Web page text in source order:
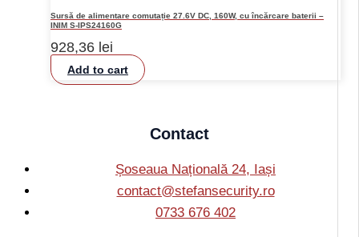
Sursă de alimentare comutație 27.6V DC, 160W, cu încărcare baterii –
INIM S-IPS24160G
928,36 lei
Add to cart
Contact
Șoseaua Națională 24, Iași
contact@stefansecurity.ro
0733 676 402